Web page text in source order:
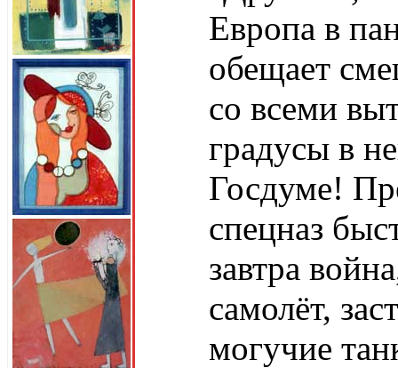
Европа в
обещает
со всеми
градусы в
Госдуме!
спецназ
завтра
самолёт,
могучие